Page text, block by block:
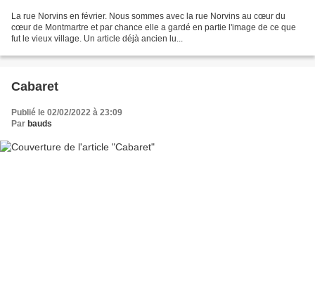
La rue Norvins en février. Nous sommes avec la rue Norvins au cœur du
cœur de Montmartre et par chance elle a gardé en partie l'image de ce que
fut le vieux village. Un article déjà ancien lu...
Cabaret
Publié le 02/02/2022 à 23:09
Par bauds